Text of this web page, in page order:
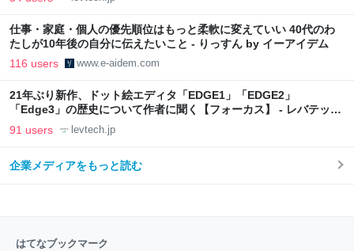
仕事・家庭・個人の優先順位はもっと柔軟に変えていい 40代のわ
たしが10年後の自分に伝えたいこと - りっすん by イーアイデム
116 users www.e-aidem.com
21年ぶり新作、ドット絵エディタ「EDGE1」「EDGE2」
「Edge3」の歴史について作者に聞く【フォーカス】 - レバテック
LAB
91 users levtech.jp
企業メディアをもっと読む
はてなブックマーク